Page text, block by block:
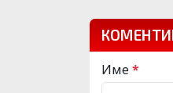
Име*